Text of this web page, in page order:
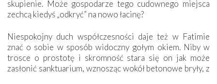
skupienie. Może gospodarze tego cudownego miejsca
zechcą kiedyś „odkryć” na nowo łacinę?
Niespokojny duch współczesności daje też w Fatimie
znać o sobie w sposób widoczny gołym okiem. Niby w
trosce o prostotę i skromność stara się on jak może
zasłonić sanktuarium, wznosząc wokół betonowe bryły, z